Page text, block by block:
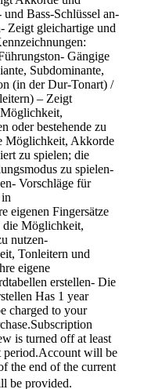
Bass-Schlüssel an-
Zeigt gleichartige und
Gängige
Subdominante,
(in der Dur-Tonart) /
– Zeigt
oder bestehende zu
Möglichkeit, Akkorde
zu spielen; die
zu spielen-
Vorschläge für
eigenen Fingersätze
die Möglichkeit,
nutzen-
Tonleitern und
eigene
erstellen- Die
Has 1 year
charged to your
is turned off at least
period.Account will be
the end of the current
be provided.